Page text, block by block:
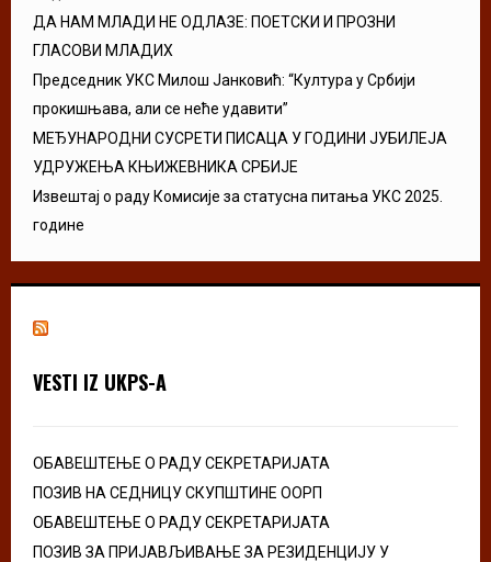
ДА НАМ МЛАДИ НЕ ОДЛАЗЕ: ПОЕТСКИ И ПРОЗНИ
ГЛАСОВИ МЛАДИХ
Председник УКС Милош Јанковић: “Култура у Србији
прокишњава, али се неће удавити”
МЕЂУНАРОДНИ СУСРЕТИ ПИСАЦА У ГОДИНИ ЈУБИЛЕЈА
УДРУЖЕЊА КЊИЖЕВНИКА СРБИЈЕ
Извештај о раду Комисије за статусна питања УКС 2025.
године
VESTI IZ UKPS-A
ОБАВЕШТЕЊЕ О РАДУ СЕКРЕТАРИЈАТА
ПОЗИВ НА СЕДНИЦУ СКУПШТИНЕ ООРП
ОБАВЕШТЕЊЕ О РАДУ СЕКРЕТАРИЈАТА
ПОЗИВ ЗА ПРИЈАВЉИВАЊЕ ЗА РЕЗИДЕНЦИЈУ У